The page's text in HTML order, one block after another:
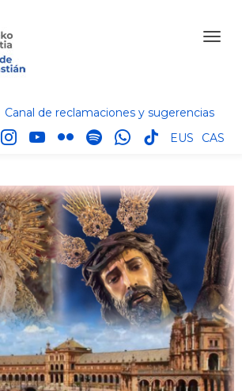
Canal de reclamaciones y sugerencias
instagram
youtube
flickr spotifywhatsapp
tik
EUS CAS